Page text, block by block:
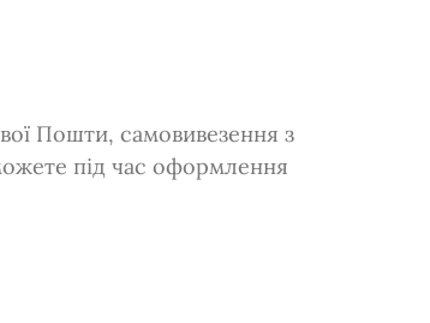
Пошти, самовивезення з
під час оформлення